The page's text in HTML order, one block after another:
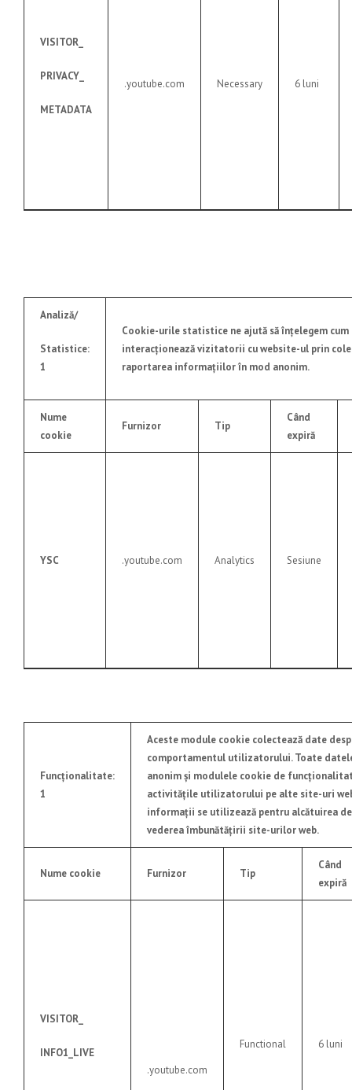
VISITOR_
PRIVACY_
METADATA
.youtube.com Necessary 6 luni
Analiză/
Statistice:
1
Cookie-urile statistice ne ajută să înțelegem cum
interacționează vizitatorii cu website-ul prin
raportarea informațiilor în mod anonim.
Nume
cookie
Furnizor Tip
Când
expiră
YSC .youtube.com Analytics Sesiune
Funcționalitate:
1
Aceste module cookie colectează date
comportamentul utilizatorului. Toate
anonim şi modulele cookie de
activităţile utilizatorului pe alte site-uri
informaţii se utilizează pentru alcătuirea
vederea îmbunătăţirii site-urilor web.
Nume cookie Furnizor Tip
Când
expiră
VISITOR_
INFO1_LIVE
.youtube.com
Functional 6 luni